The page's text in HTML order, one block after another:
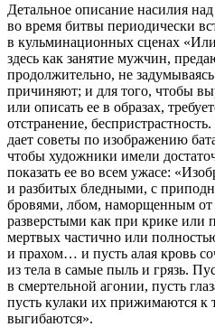
Детальное описание насилия
во время битвы периодически
в кульминационных сценах
здесь как занятие мужчин,
продолжительно, не
причиняют; и для того, чтобы
или описать ее в образах,
отстранение,
дает советы по изображению
чтобы художники имели
показать ее во всем ужасе:
и разбитых бледными, с
бровями, лбом, наморщенным
разверстыми как при крике или
мертвых частично или
и прахом… и пусть алая кровь
из тела в самые пыль и грязь.
в смертельной агонии, пусть
пусть кулаки их прижимаются к
выгибаются».